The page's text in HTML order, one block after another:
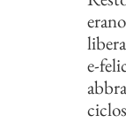
e-